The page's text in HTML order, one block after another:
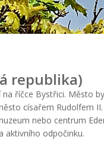
republika)
říčce Bystřici. Město
císařem Rudolfem
nebo centrum
aktivního odpočinku.